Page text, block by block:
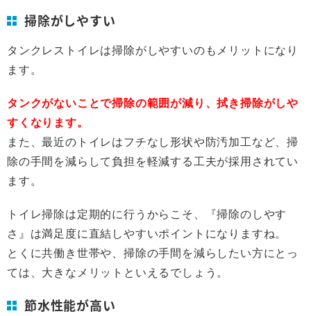
掃除がしやすい
タンクレストイレは掃除がしやすいのもメリットになり
ます。
タンクがないことで掃除の範囲が減り、拭き掃除がしや
すくなります。
また、最近のトイレはフチなし形状や防汚加工など、掃
除の手間を減らして負担を軽減する工夫が採用されてい
ます。
トイレ掃除は定期的に行うからこそ、『掃除のしやす
さ』は満足度に直結しやすいポイントになりますね。
とくに共働き世帯や、掃除の手間を減らしたい方にとっ
ては、大きなメリットといえるでしょう。
節水性能が高い